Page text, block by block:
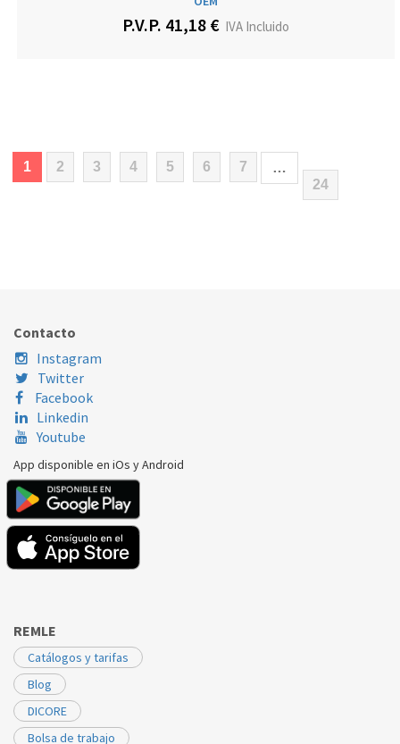
P.V.P. 41,18 €IVA Incluido
1 (current)
2 3 4 5 6 7
…
24
Contacto
Instagram
Twitter
Facebook
Linkedin
Youtube
App disponible en iOs y Android
REMLE
Catálogos y tarifas
Blog
DICORE
Bolsa de trabajo